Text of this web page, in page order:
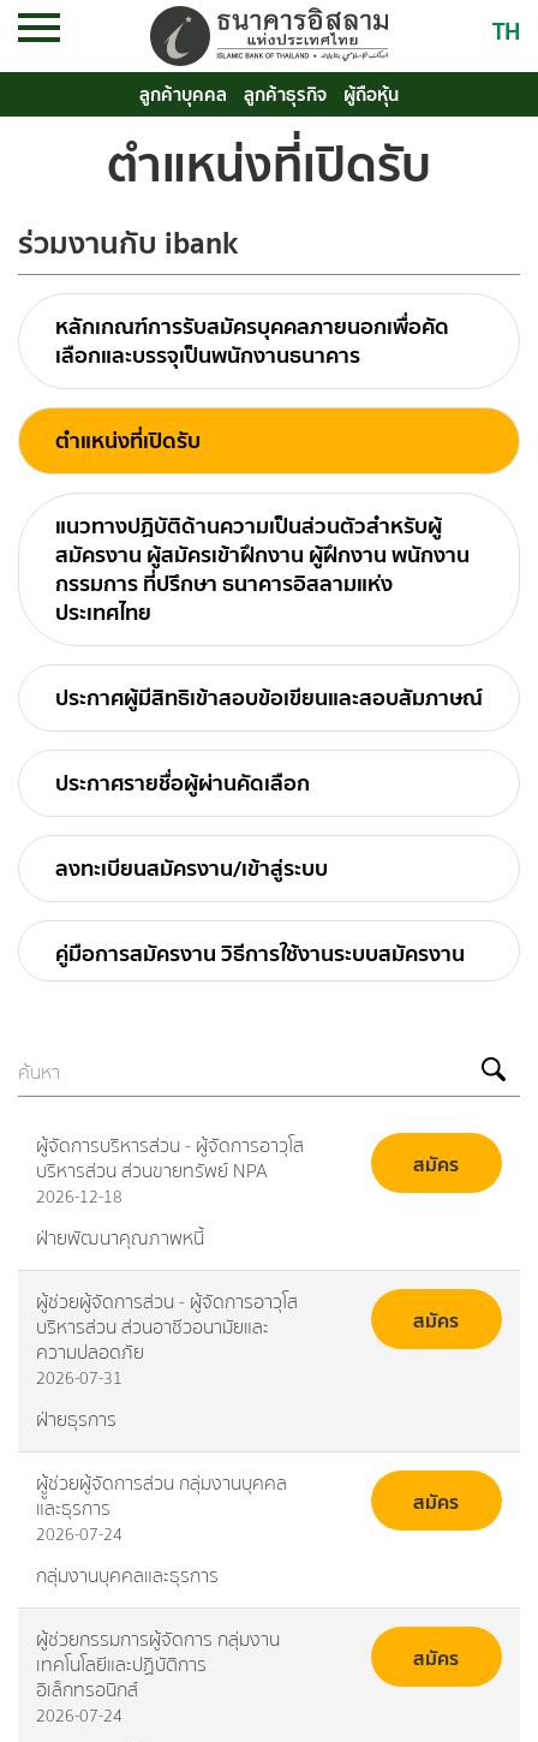
TH
ลูกค้าบุคคล ลูกค้าธุรกิจ ผู้ถือหุ้น
ตำแหน่งที่เปิดรับ
ร่วมงานกับ ibank
หลักเกณฑ์การรับสมัครบุคคลภายนอกเพื่อคัด
เลือกและบรรจุเป็นพนักงานธนาคาร
ตำแหน่งที่เปิดรับ
แนวทางปฏิบัติด้านความเป็นส่วนตัวสำหรับผู้
สมัครงาน ผู้สมัครเข้าฝึกงาน ผู้ฝึกงาน พนักงาน
กรรมการ ที่ปรึกษา ธนาคารอิสลามแห่ง
ประเทศไทย
ประกาศผู้มีสิทธิเข้าสอบข้อเขียนและสอบสัมภาษณ์
ประกาศรายชื่อผู้ผ่านคัดเลือก
ลงทะเบียนสมัครงาน/เข้าสู่ระบบ
คู่มือการสมัครงาน วิธีการใช้งานระบบสมัครงาน
ผู้จัดการบริหารส่วน - ผู้จัดการอาวุโส
บริหารส่วน ส่วนขายทรัพย์ NPA
2026-12-18
ฝ่ายพัฒนาคุณภาพหนี้
สมัคร
ผู้ช่วยผู้จัดการส่วน - ผู้จัดการอาวุโส
บริหารส่วน ส่วนอาชีวอนามัยและ
ความปลอดภัย
2026-07-31
ฝ่ายธุรการ
สมัคร
ผูู้ช่วยผู้จัดการส่วน กลุ่มงานบุคคล
และธุรการ
2026-07-24
กลุ่มงานบุคคลและธุรการ
สมัคร
ผู้ช่วยกรรมการผู้จัดการ กลุ่มงาน
เทคโนโลยีและปฏิบัติการ
อิเล็กทรอนิกส์
2026-07-24
สมัคร